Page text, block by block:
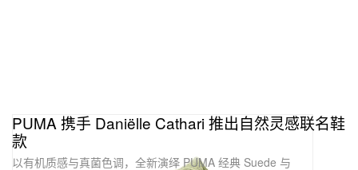
PUMA 携手 Daniëlle Cathari 推出自然灵感联名鞋
款
以有机质感与真菌色调，全新演绎 PUMA 经典 Suede 与